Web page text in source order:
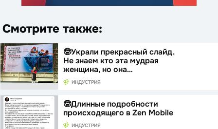
Смотрите также:
🤓Украли прекрасный слайд.
Не знаем кто эта мудрая
женщина, но она…
ИНДУСТРИЯ
🤓Длинные подробности
происходящего в Zen Mobile
ИНДУСТРИЯ